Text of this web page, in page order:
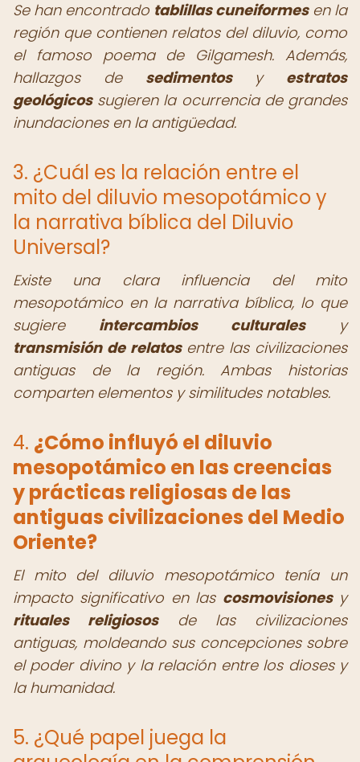
Se han encontrado tablillas cuneiformesen la
región que contienen relatos del diluvio, como
el famoso poema de Gilgamesh. Además,
hallazgos de sedimentosy estratos
geológicossugieren la ocurrencia de grandes
inundaciones en la antigüedad.
3. ¿Cuál es la relación entre el
mito del diluvio mesopotámico y
la narrativa bíblica del Diluvio
Universal?
Existe una clara influencia del mito
mesopotámico en la narrativa bíblica, lo que
sugiere intercambios culturalesy
transmisión de relatosentre las civilizaciones
antiguas de la región. Ambas historias
comparten elementos y similitudes notables.
4. ¿Cómo influyó el diluvio
mesopotámico en las creencias
y prácticas religiosas de las
antiguas civilizaciones del Medio
Oriente?
El mito del diluvio mesopotámico tenía un
impacto significativo en las cosmovisionesy
rituales religiososde las civilizaciones
antiguas, moldeando sus concepciones sobre
el poder divino y la relación entre los dioses y
la humanidad.
5. ¿Qué papel juega la